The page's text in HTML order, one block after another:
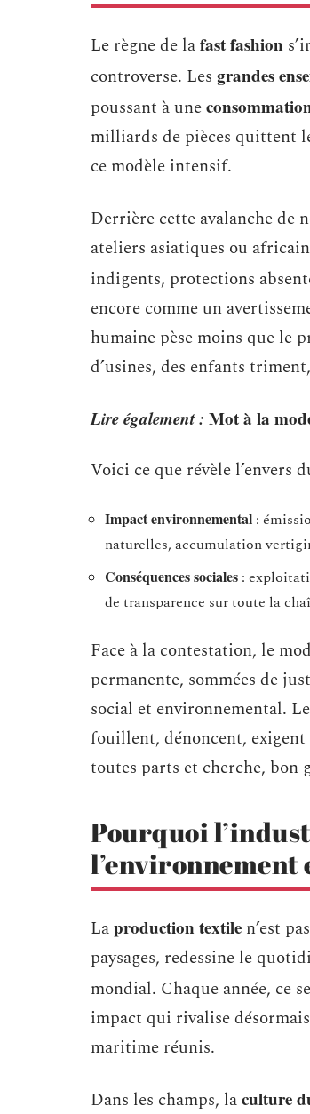
Le règne de lafast fashion
controverse. Les grandes
poussant à une
milliards de pièces quittent
ce modèle intensif.
Derrière cette avalanche de
ateliers asiatiques ou
indigents, protections
encore comme un
humaine pèse moins que le
d’usines, des enfants
Lire également : Mot à la
Voici ce que révèle l’envers
Impact environnemental :
naturelles, accumulation
Conséquences sociales :
de transparence sur toute la
Face à la contestation, le
permanente, sommées de
social et environnemental.
fouillent, dénoncent, exigent
toutes parts et cherche, bon
Pourquoi
l’environnement
Laproduction textile n’est
paysages, redessine le
mondial. Chaque année, ce
impact qui rivalise
maritime réunis.
Dans les champs, laculture